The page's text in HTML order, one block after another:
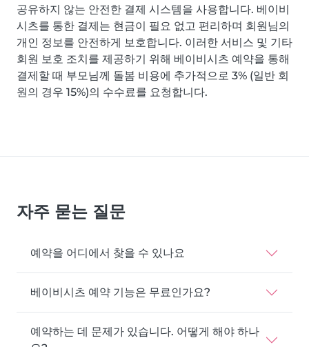
공유하지 않는 안전한 결제 시스템을 사용합니다. 베이비
시츠를 통한 결제는 현금이 필요 없고 편리하며 회원님의
개인 정보를 안전하게 보호합니다. 이러한 서비스 및 기타
회원 보호 조치를 제공하기 위해 베이비시츠 예약을 통해
결제할 때 부모님께 돌봄 비용에 추가적으로 3% (일반 회
원의 경우 15%)의 수수료를 요청합니다.
자주 묻는 질문
예약을 어디에서 찾을 수 있나요
베이비시츠 예약 기능은 무료인가요?
예약하는 데 문제가 있습니다. 어떻게 해야 하나